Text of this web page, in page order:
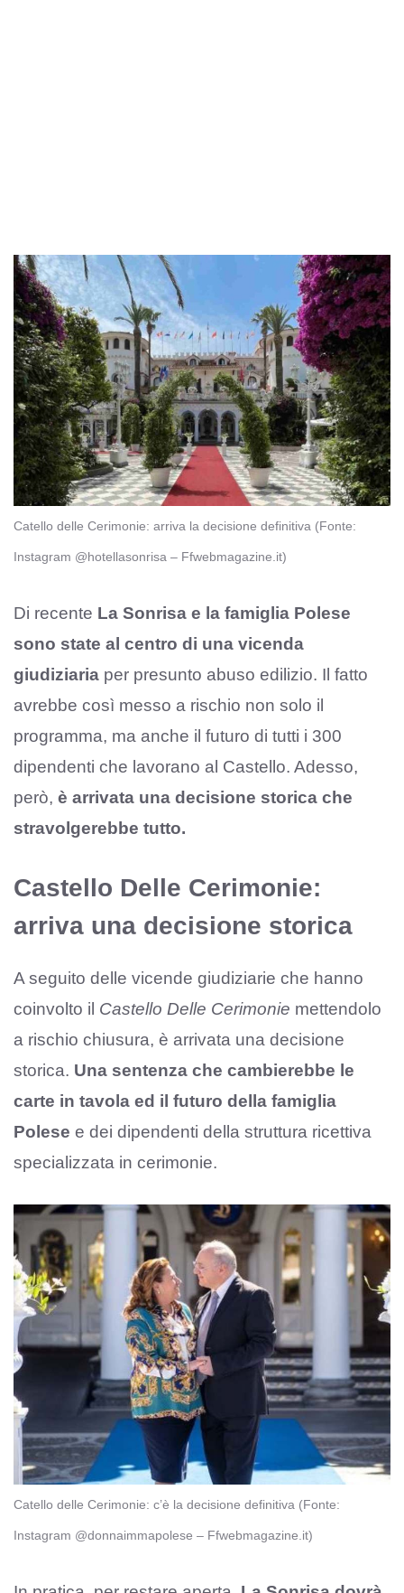
Catello delle Cerimonie: arriva la decisione definitiva (Fonte:
Instagram @hotellasonrisa – Ffwebmagazine.it)
Di recente La Sonrisa e la famiglia Polese
sono state al centro di una vicenda
giudiziaria per presunto abuso edilizio. Il fatto
avrebbe così messo a rischio non solo il
programma, ma anche il futuro di tutti i 300
dipendenti che lavorano al Castello. Adesso,
però, è arrivata una decisione storica che
stravolgerebbe tutto.
Castello Delle Cerimonie:
arriva una decisione storica
A seguito delle vicende giudiziarie che hanno
coinvolto il Castello Delle Cerimonie mettendolo
a rischio chiusura, è arrivata una decisione
storica. Una sentenza che cambierebbe le
carte in tavola ed il futuro della famiglia
Polese e dei dipendenti della struttura ricettiva
specializzata in cerimonie.
Catello delle Cerimonie: c’è la decisione definitiva (Fonte:
Instagram @donnaimmapolese – Ffwebmagazine.it)